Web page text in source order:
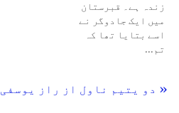
زندہ ہے۔ قبرستان
میں ایک جادوگر نے
اسے بتایا تھا کہ
تم…
« دو یتیم ناول از راز یوسفی